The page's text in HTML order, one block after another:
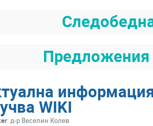
Предложения
WIKI
: д-р Веселин Колев